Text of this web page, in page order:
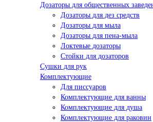
Дозаторы для общественных
Дозаторы для дез средств
Дозаторы для мыла
Дозаторы для пена-мыла
Локтевые дозаторы
Стойки для дозаторов
Сушки для рук
Комплектующие
Для писсуаров
Комплектующие для ванны
Комплектующие для душа
Комплектующие для раковин